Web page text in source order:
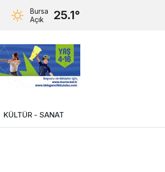
Bursa
Açık
25.1°
KÜLTÜR - SANAT